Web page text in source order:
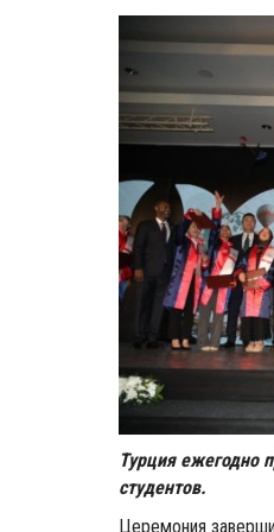
Турция ежегодно
студентов.
Церемония